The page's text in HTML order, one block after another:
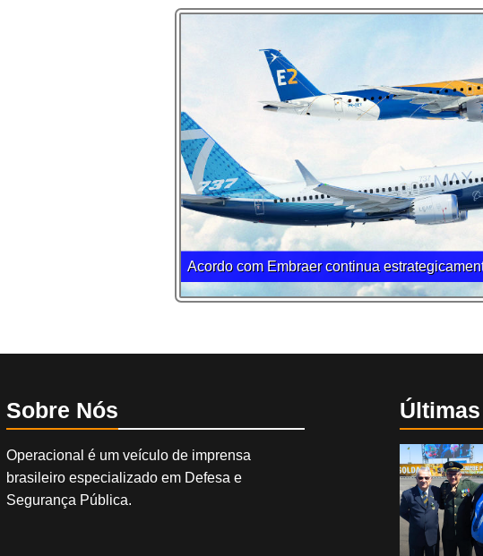
Acordo com Embraer continua
Sobre Nós
Operacional é um veículo de imprensa
brasileiro especializado em Defesa e
Segurança Pública.